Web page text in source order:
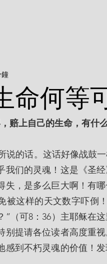
命何等
鐘
赔上自己的生命，有
我们的灵魂！这是《圣
失，是多么巨大啊！有
被这样的天文数字吓倒
”（可8：36）主耶稣在
别提请各位读者高度重
感到不朽灵魂的价值！